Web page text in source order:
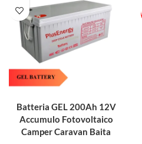
Batteria GEL 200Ah 12V
Accumulo Fotovoltaico
Camper Caravan Baita